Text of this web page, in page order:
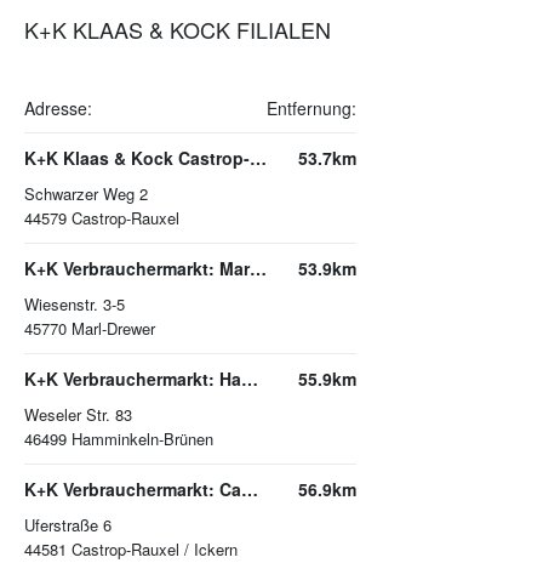
K+K KLAAS & KOCK FILIALEN
Adresse: Entfernung:
K+K Klaas & Kock Castrop-Rauxel
Schwarzer Weg 2
44579 Castrop-Rauxel
53.7km
K+K Verbrauchermarkt: Marl-Drewer
Wiesenstr. 3-5
45770 Marl-Drewer
53.9km
K+K Verbrauchermarkt: Hamminkeln-Brünen
Weseler Str. 83
46499 Hamminkeln-Brünen
55.9km
K+K Verbrauchermarkt: Castrop-Rauxel / Ickern
Uferstraße 6
44581 Castrop-Rauxel / Ickern
56.9km